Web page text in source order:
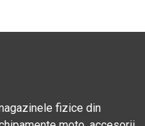
fizice din